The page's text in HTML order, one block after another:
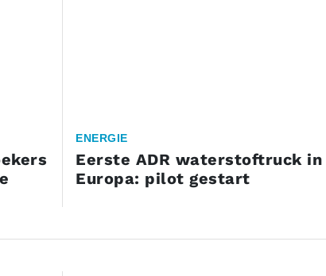
ENERGIE
Eerste ADR waterstoftruck in
Europa: pilot gestart